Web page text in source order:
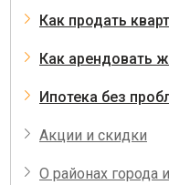
Как продать
Как арендовать
Ипотека без
Акции и скидки
О районах города